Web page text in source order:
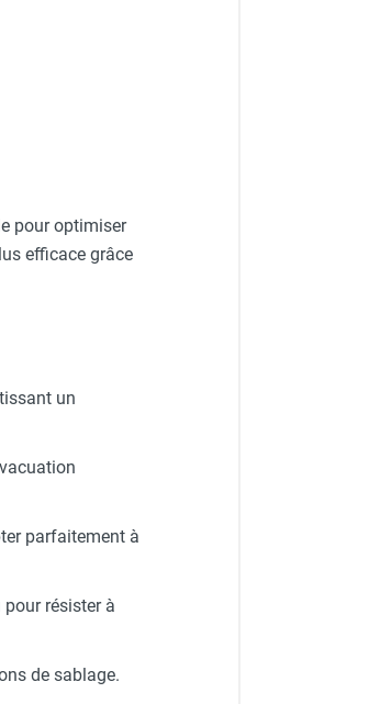
pour optimiser
efficace grâce
un
parfaitement à
résister à
de sablage.